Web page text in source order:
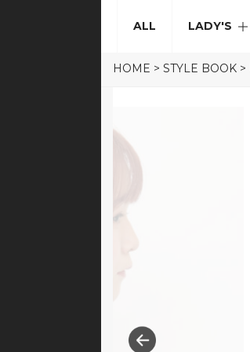
ALL LADY'S
HOME >STYLE BOOK >